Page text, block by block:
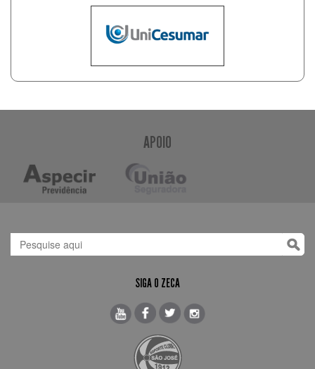
APOIO
SIGA O ZECA